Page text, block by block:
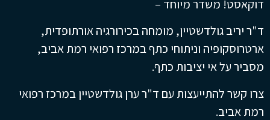
דוקאסט! משדר מיוחד –
ד"ר יריב גולדשטיין, מומחה בכירורגיה אורתופדית,
ארטרוסקופיה וניתוחי כתף במרכז רפואי רמת אביב,
מסביר על אי יציבות כתף.
צרו קשר להתייעצות עם ד"ר ערן גולדשטיין במרכז רפואי
רמת אביב.